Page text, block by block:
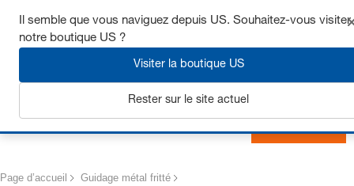
Obtenez jusqu’à 7 % de réduction - cliquez ici pour en savoir
Page d’accueil
Guidage métal fritté
Il semble que vous naviguez depuis US. Souhaitez-vous visiter
notre boutique US ?
Visiter la boutique US
Rester sur le site actuel